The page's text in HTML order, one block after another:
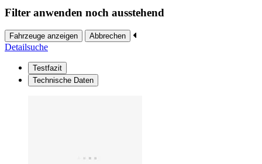
Filter anwenden noch ausstehend
Fahrzeuge anzeigen Abbrechen
Detailsuche
Testfazit
Technische Daten